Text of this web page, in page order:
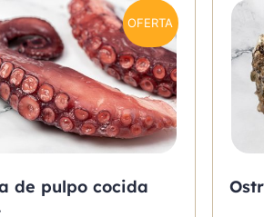
OFERTA
de pulpo cocida